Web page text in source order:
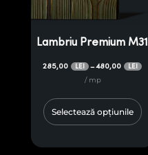
Lambriu Premium M31
285,00 LEI –480,00 LEI
/ mp
Selectează opțiunile